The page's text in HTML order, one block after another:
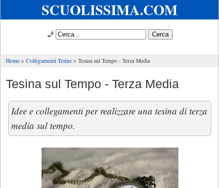
SCUOLISSIMA.COM
🧞
Home Collegamenti Tesine Tesina sul Tempo - Terza Media
Tesina sul Tempo - Terza Media
Idee e collegamenti per realizzare una tesina di terza
media sul tempo.